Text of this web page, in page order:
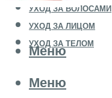
УХОД ЗА ВОЛОСАМИ
УХОД ЗА ЛИЦОМ
УХОД ЗА ТЕЛОМ
Меню
Меню